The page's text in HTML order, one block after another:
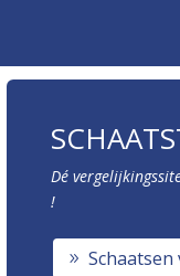
Dé
!